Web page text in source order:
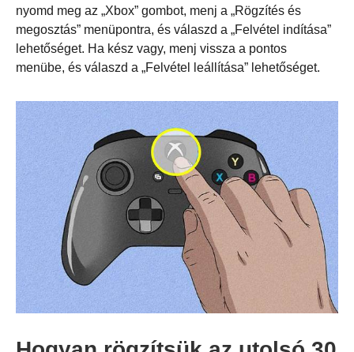
1. lépés.
nyomd meg az „Xbox” gombot, menj a „Rögzítés és
megosztás” menüpontra, és válaszd a „Felvétel indítása”
lehetőséget. Ha kész vagy, menj vissza a pontos
menübe, és válaszd a „Felvétel leállítása” lehetőséget.